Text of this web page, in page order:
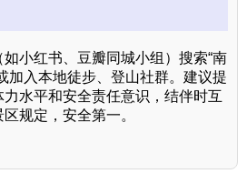
小红书、豆瓣同城小组）搜索“南
加入本地徒步、登山社群。建议提
水平和安全责任意识，结伴时互
规定，安全第一。